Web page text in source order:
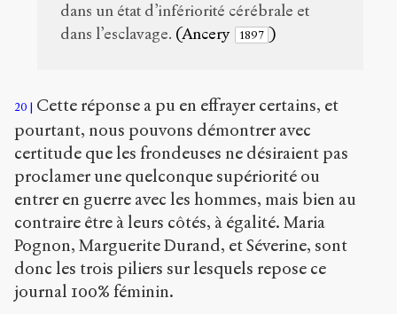
dans un état d’infériorité cérébrale et
dans l’esclavage. (Ancery 1897 )
20
Cette réponse a pu en effrayer certains, et
pourtant, nous pouvons démontrer avec
certitude que les frondeuses ne désiraient pas
proclamer une quelconque supériorité ou
entrer en guerre avec les hommes, mais bien au
contraire être à leurs côtés, à égalité. Maria
Pognon, Marguerite Durand, et Séverine, sont
donc les trois piliers sur lesquels repose ce
journal 100% féminin.